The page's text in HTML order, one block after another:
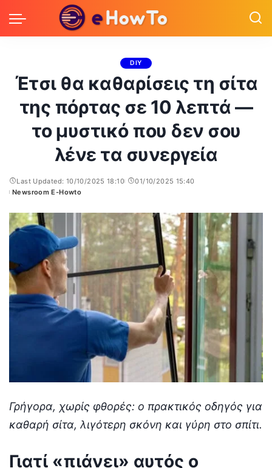
DIY
Έτσι θα καθαρίσεις τη σίτα
της πόρτας σε 10 λεπτά —
το μυστικό που δεν σου
λένε τα συνεργεία
Last Updated: 10/10/2025 18:10
01/10/2025 15:40
Posted
Newsroom E-Howto
Γρήγορα, χωρίς φθορές: ο πρακτικός οδηγός για
καθαρή σίτα, λιγότερη σκόνη και γύρη στο σπίτι.
Γιατί «πιάνει» αυτός ο